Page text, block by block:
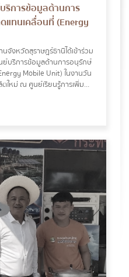
ริการข้อมูลด้านการ
ลื่อนที่ (Energy
ย์บริการข้อมูลด้านการอนุรักษ์
ารเพิ่ม